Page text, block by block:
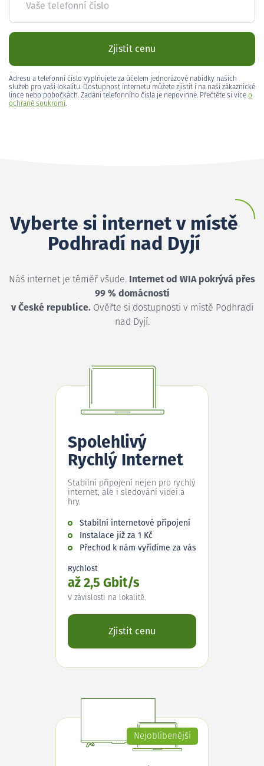
Vaše telefonní číslo
Zjistit cenu
Adresu a telefonní číslo vyplňujete za účelem jednorázové nabídky našich
služeb pro vaši lokalitu. Dostupnost internetu můžete zjistit i na naší zákaznické
lince nebo pobočkách. Zadání telefonního čísla je nepovinné. Přečtěte si více o
ochraně soukromí.
Vyberte si internet v místě
Podhradí nad Dyjí
Náš internet je téměř všude. Internet od WIA pokrývá přes
99 % domácností
v České republice.Ověřte si dostupnosti v místě Podhradí
nad Dyjí.
Spolehlivý
Rychlý Internet
Stabilní připojení nejen pro rychlý
internet, ale i sledování videí a
hry.
Stabilní internetové připojení
Instalace již za 1 Kč
Přechod k nám vyřídíme za vás
Rychlost
až 2,5 Gbit/s
V závislosti na lokalitě.
Zjistit cenu
Nejoblíbenější